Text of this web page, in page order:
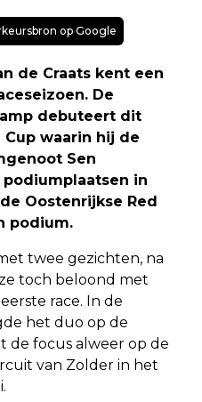
op Google
de Craats kent een
De
debuteert dit
Cup waarin hij de
Sen
podiumplaatsen in
Oostenrijkse Red
podium.
twee gezichten, na
toch beloond met
race. In de
het duo op de
de focus alweer op de
van Zolder in het